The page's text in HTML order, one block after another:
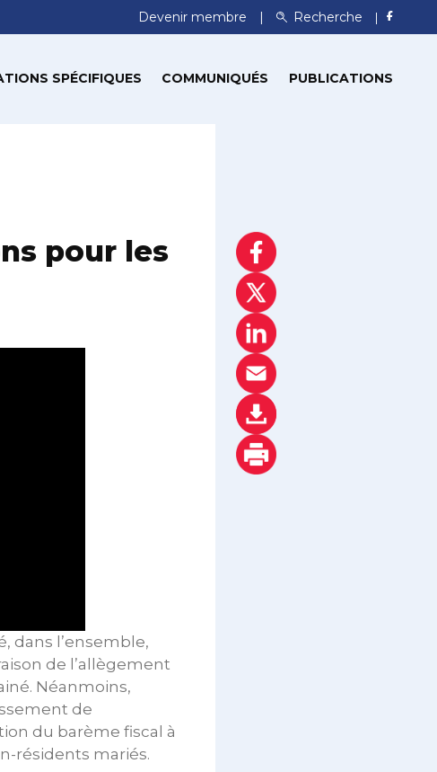
Devenir membre Recherche
SPÉCIFIQUES COMMUNIQUÉS PUBLICATIONS
pour les
dans l’ensemble,
de l’allègement
Néanmoins,
de
du barème fiscal à
résidents mariés.